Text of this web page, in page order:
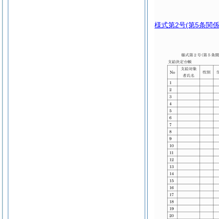
様式第2号(第5条関